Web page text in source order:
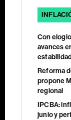
Con
avances
Reforma
propone
regional
IPCBA:
junio y